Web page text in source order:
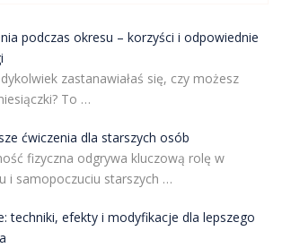
podczas okresu – korzyści i odpowiednie
zastanawiałaś się, czy możesz
To …
ćwiczenia dla starszych osób
fizyczna odgrywa kluczową rolę w
i samopoczuciu starszych …
techniki, efekty i modyfikacje dla lepszego